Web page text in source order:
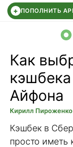
+ ПОПОЛНИТЬ
СБЕР
Как
Айфона
Кирилл Пироженко
Кэшбек в
просто иметь